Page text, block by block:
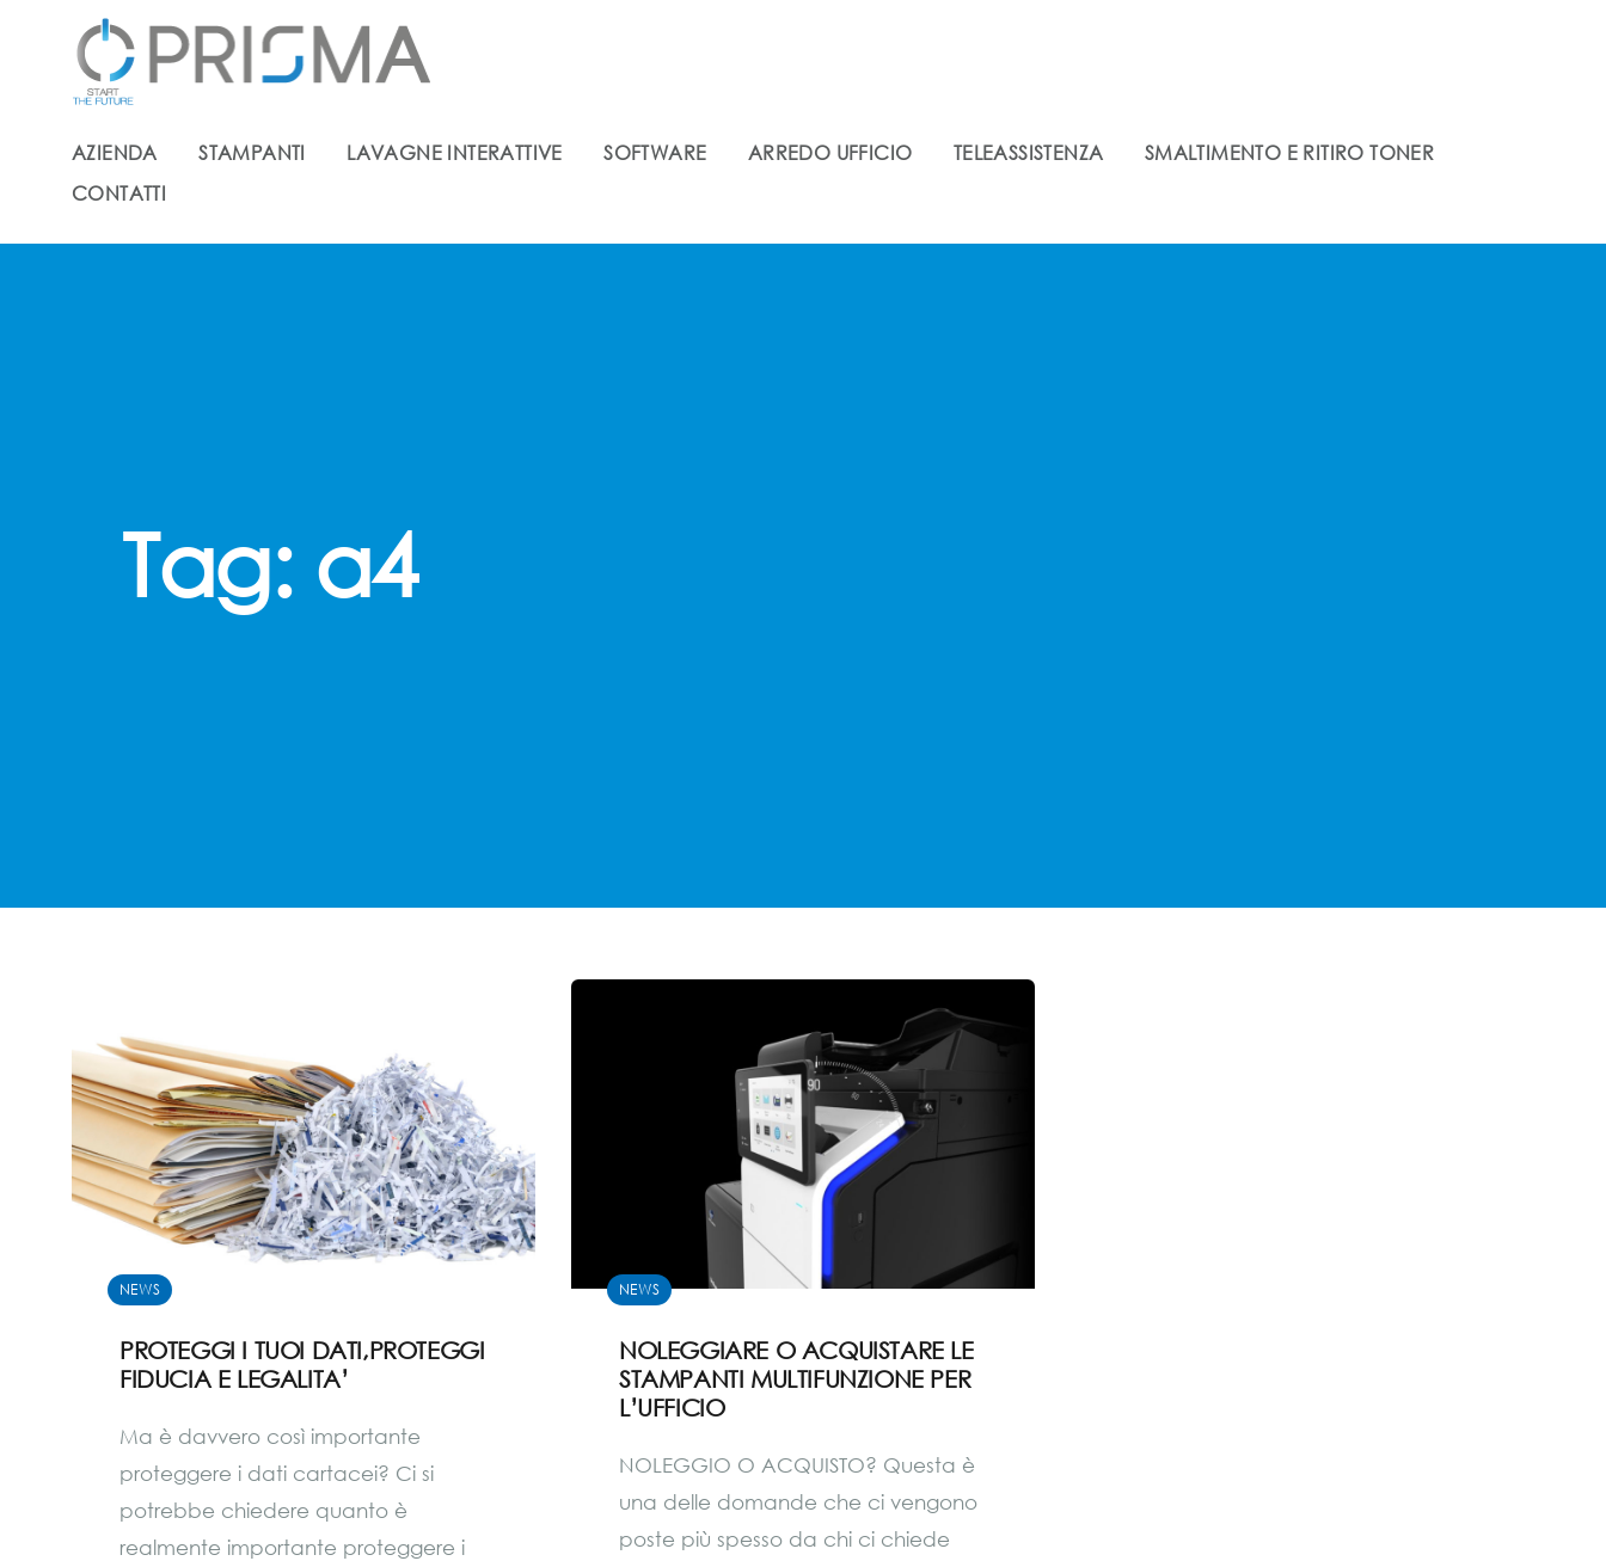
AZIENDA STAMPANTI LAVAGNE INTERATTIVE SOFTWARE ARREDO UFFICIO TELEASSISTENZA
SMALTIMENTO E RITIRO TONER
CONTATTI
Tag: a4
NEWS
PROTEGGI I TUOI DATI,PROTEGGI
FIDUCIA E LEGALITA’
Ma è davvero così importante
proteggere i dati cartacei? Ci si
potrebbe chiedere quanto è
realmente importante proteggere i
NEWS
NOLEGGIARE O ACQUISTARE LE
STAMPANTI MULTIFUNZIONE PER
L’UFFICIO
NOLEGGIO O ACQUISTO? Questa è
una delle domande che ci vengono
poste più spesso da chi ci chiede